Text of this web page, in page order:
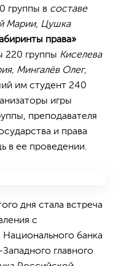
группы в составе
Марии, Цушка
права»
220 группы Киселева
Мингалёв Олег,
им студент 240
игры
преподавателя
и права
в ее проведении.
дня стала встреча
с
банка
главного